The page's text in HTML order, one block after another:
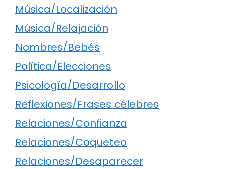
Música/Localización
Música/Relajación
Nombres/Bebés
Política/Elecciones
Psicología/Desarrollo
Reflexiones/Frases célebres
Relaciones/Confianza
Relaciones/Coqueteo
Relaciones/Desaparecer